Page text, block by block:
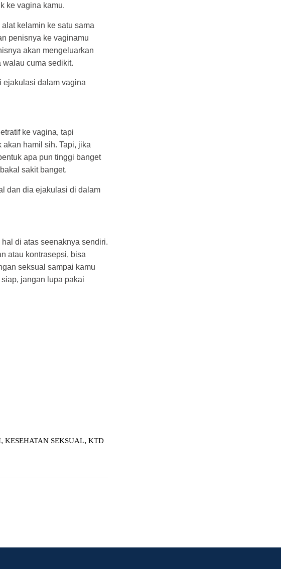
ke vagina kamu.
kelamin ke satu sama
penisnya ke vaginamu
akan mengeluarkan
walau cuma sedikit.
ejakulasi dalam vagina
ke vagina, tapi
hamil sih. Tapi, jika
apa pun tinggi banget
sakit banget.
dan dia ejakulasi di dalam
di atas seenaknya sendiri.
atau kontrasepsi, bisa
seksual sampai kamu
jangan lupa pakai
, KESEHATAN SEKSUAL, KTD